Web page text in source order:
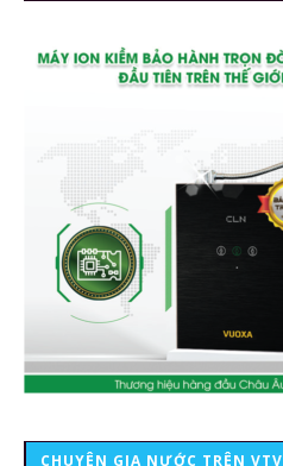
CHUYÊN GIA NƯỚC TRÊN VTV